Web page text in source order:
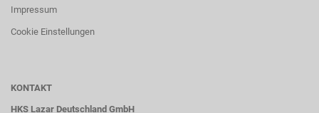
Impressum
Cookie Einstellungen
KONTAKT
HKS Lazar Deutschland GmbH